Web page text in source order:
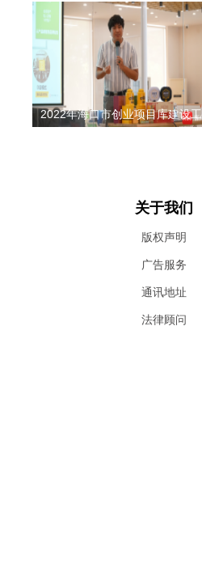
2022年海口市创业项目库建设工
关于我们
版权声明
广告服务
通讯地址
法律顾问